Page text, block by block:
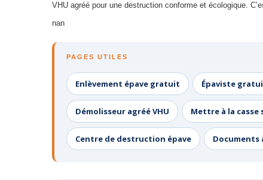
VHU agréé pour une destruction conforme et écologique.
nan
PAGES UTILES
Enlèvement épave gratuit Épaviste
Démolisseur agréé VHU Mettre à la casse
Centre de destruction épave